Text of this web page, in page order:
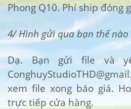
Phong Q10. Phí ship đóng
4/ Hình gửi qua bạn thế nào
Dạ. Bạn gửi file và
xem file xong báo giá.
trực tiếp cửa hàng.